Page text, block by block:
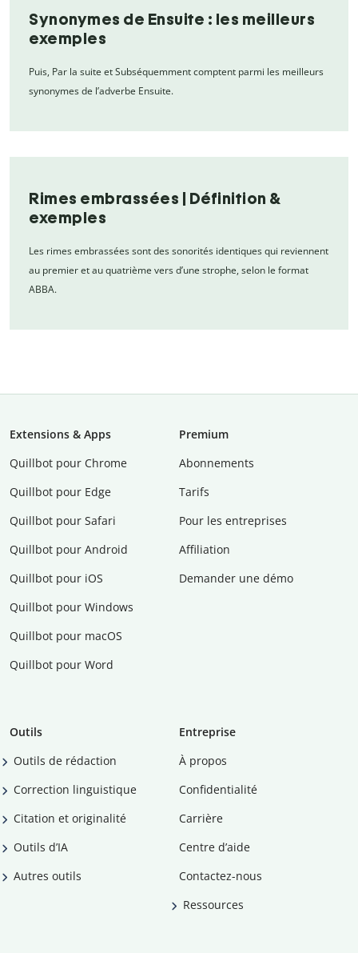
Synonymes de Ensuite : les meilleurs
exemples
Puis, Par la suite et Subséquemment comptent parmi les meilleurs
synonymes de l’adverbe Ensuite.
Rimes embrassées | Définition &
exemples
Les rimes embrassées sont des sonorités identiques qui reviennent
au premier et au quatrième vers d’une strophe, selon le format
ABBA.
Extensions & Apps
Quillbot pour Chrome
Quillbot pour Edge
Quillbot pour Safari
Quillbot pour Android
Quillbot pour iOS
Quillbot pour Windows
Quillbot pour macOS
Quillbot pour Word
Premium
Abonnements
Tarifs
Pour les entreprises
Affiliation
Demander une démo
Outils
Outils de rédaction
Correction linguistique
Citation et originalité
Outils d’IA
Autres outils
Entreprise
À propos
Confidentialité
Carrière
Centre d’aide
Contactez-nous
Ressources